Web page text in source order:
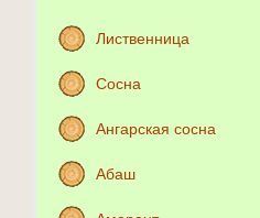
Лиственница
Сосна
Ангарская сосна
Абаш